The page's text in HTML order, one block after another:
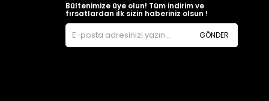
Bültenimize üye olun! Tüm indirim ve
fırsatlardan ilk sizin haberiniz olsun !
GÖNDER